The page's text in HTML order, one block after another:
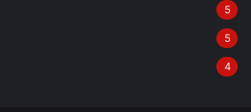
5
5
4